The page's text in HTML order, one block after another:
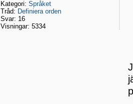
Kategori: Språket
Tråd: Definiera orden
Svar: 16
Visningar: 5334